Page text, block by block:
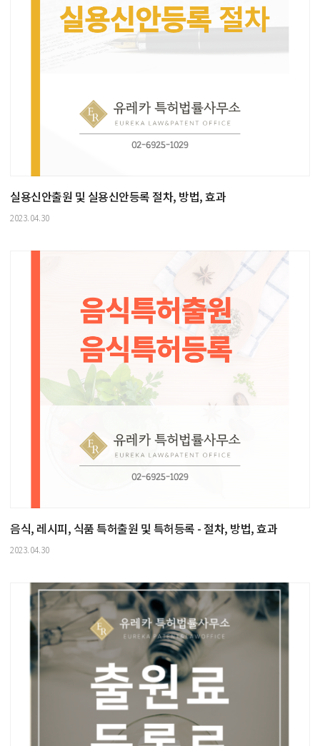
실용신안출원 및 실용신안등록 절차, 방법, 효과
2023.04.30
음식, 레시피, 식품 특허출원 및 특허등록 - 절차, 방법, 효과
2023.04.30